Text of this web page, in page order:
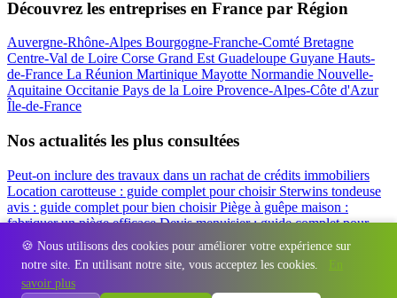
🍪 Nous utilisons des cookies pour améliorer votre expérience sur
notre site. En utilisant notre site, vous acceptez les cookies.
En
savoir plus
Découvrez les entreprises en France par Région
Auvergne-Rhône-Alpes Bourgogne-Franche-Comté Bretagne
Centre-Val de Loire Corse Grand EstGuadeloupe Guyane Hauts-
de-France La Réunion Martinique Mayotte Normandie Nouvelle-
Aquitaine Occitanie Pays de la Loire Provence-Alpes-Côte d'Azur
Île-de-France
Nos actualités les plus consultées
Peut-on inclure des travaux dans un rachat de crédits immobiliers
Location carotteuse : guide complet pour choisir Sterwins tondeuse
avis : guide complet pour bien choisirPiège à guêpe maison :
fabriquer un piège efficaceDevis menuisier : guide complet pour
obtenir le meilleur prix
Simulation rachat de crédit : regrouper prêt
travaux et crédits
Régions - Départements - Villes - Entreprises - Marques Contact
Espace presse